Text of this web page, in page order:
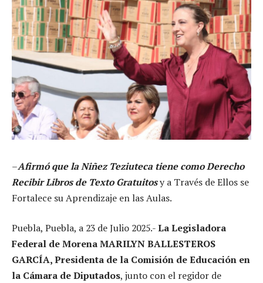
–Afirmó que la Niñez Teziuteca tiene como Derecho
Recibir Libros de Texto Gratuitosy a Través de Ellos se
Fortalece su Aprendizaje en las Aulas.
Puebla, Puebla, a 23 de Julio 2025.-La Legisladora
Federal de Morena MARILYN BALLESTEROS
GARCÍA, Presidenta de la Comisión de Educación en
la Cámara de Diputados, junto con el regidor de